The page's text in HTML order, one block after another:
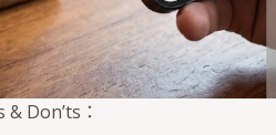
Don’ts：